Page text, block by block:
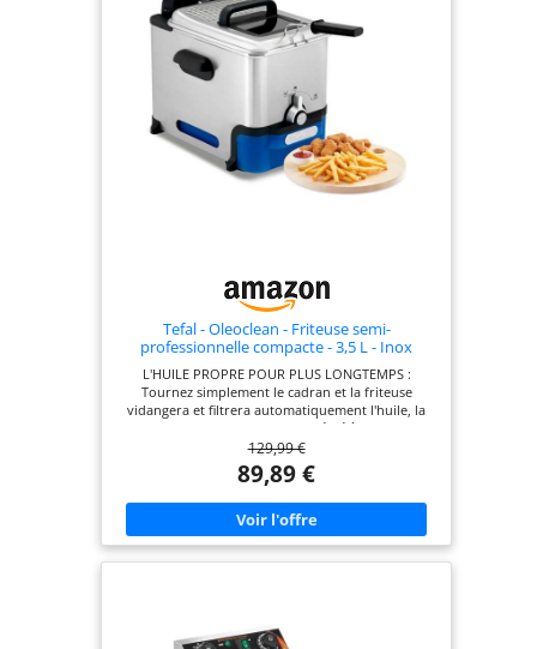
Tefal - Oleoclean - Friteuse semi-
professionnelle compacte - 3,5 L - Inox
L'HUILE PROPRE POUR PLUS LONGTEMPS :
Tournez simplement le cadran et la friteuse
vidangera et filtrera automatiquement l'huile, la
stockant dans le conteneur dédié à cet effet.
FACILE À NETTOYER : Friteuse entièrement
démontable avec des pièces résistantes au lave-
vaisselle pour un nettoyage sans effort. RESULTAT
PARFAIT : friteuse électrique semi-professionnelle
avec élément chauffant immergé pour des
résultats rapides et parfaits. CAPACITÉ XL : 3,5
litres d'huile pour 1,2 kg d'aliments - parfait pour
réparateurs dans le monde, pour contribuer à la
protection de l’environnement et à la réduction
129,99 €
89,89 €